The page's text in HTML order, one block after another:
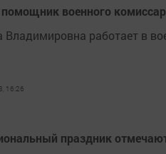
военного
работает в
16:26
праздник